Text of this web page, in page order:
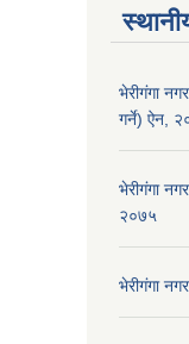
भेरीगंगा
गर्ने) ऐन,
भेरीगंगा
२०७५
भेरीगंगा